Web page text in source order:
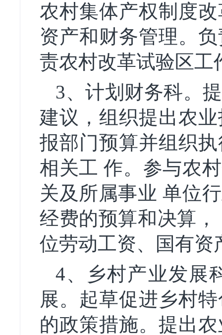
农村集体产权制度
资产和财务管理。
责农村改革试验区工
3、计划财务科。
建议，组织提出农
报部门预算并组织
相关工 作。参与农
关及所属事业 单位
经费的预算和决算
位劳动工资、国有资
4、乡村产业发展
展。起草促进乡村
的政策措施。提出